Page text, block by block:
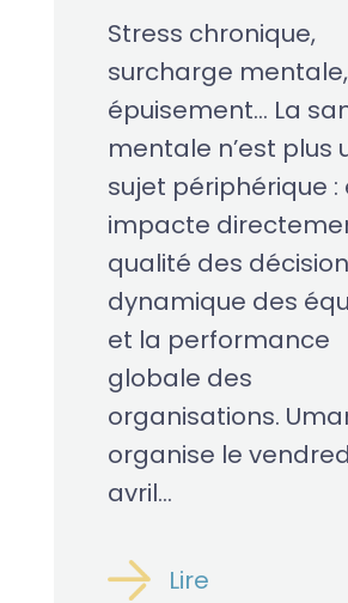
Stress chronique,
surcharge mentale,
épuisement… La
mentale n’est plus
sujet périphérique :
impacte
qualité des
dynamique des
et la performance
globale des
organisations.
organise le
avril...
Lire